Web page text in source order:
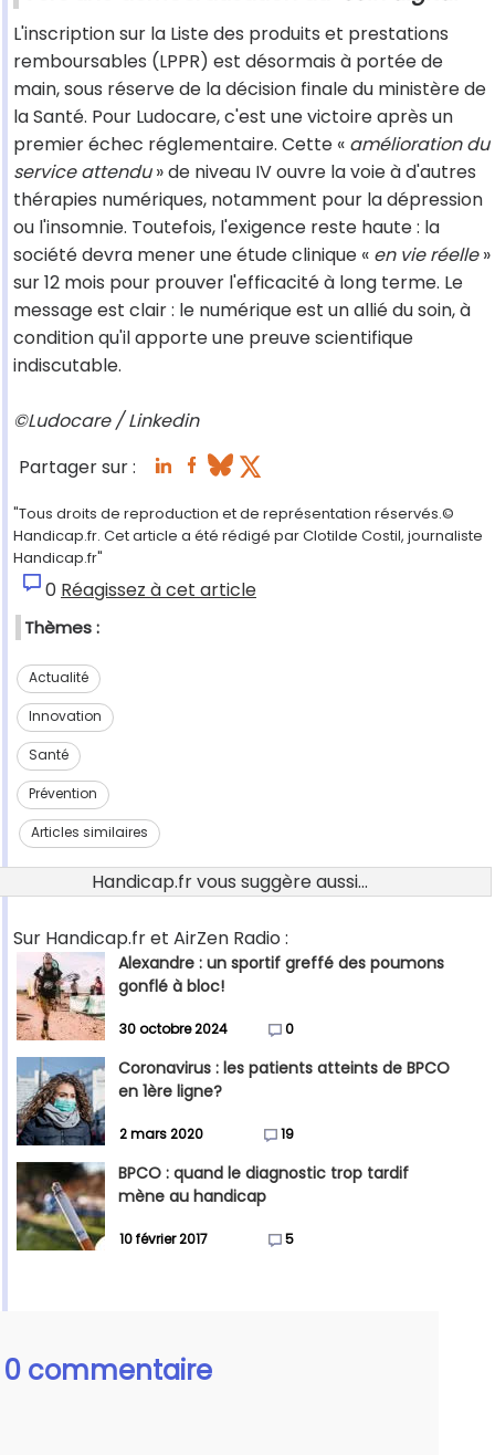
L'inscription sur la Liste des produits et prestations
remboursables (LPPR) est désormais à portée de
main, sous réserve de la décision finale du ministère de
la Santé. Pour Ludocare, c'est une victoire après un
premier échec réglementaire. Cette « amélioration du
service attendu» de niveau IV ouvre la voie à d'autres
thérapies numériques, notamment pour la dépression
ou l'insomnie. Toutefois, l'exigence reste haute : la
société devra mener une étude clinique « en vie réelle»
sur 12 mois pour prouver l'efficacité à long terme. Le
message est clair : le numérique est un allié du soin, à
condition qu'il apporte une preuve scientifique
indiscutable.
©Ludocare / Linkedin
Partager sur :
"Tous droits de reproduction et de représentation réservés.©
Handicap.fr. Cet article a été rédigé par Clotilde Costil, journaliste
Handicap.fr"
0 Réagissez à cet article
Thèmes :
Actualité
Innovation
Santé
Prévention
Articles similaires
Handicap.fr vous suggère aussi...
Sur Handicap.fr et AirZen Radio :
Alexandre : un sportif greffé des poumons
gonflé à bloc!
30 octobre 2024 0
Coronavirus : les patients atteints de BPCO
en 1ère ligne?
2 mars 2020 19
BPCO : quand le diagnostic trop tardif
mène au handicap
10 février 2017 5
0 commentaire